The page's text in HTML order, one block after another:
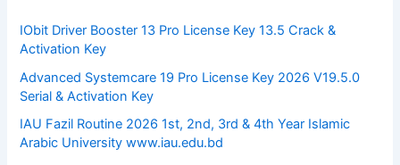
:IObit Driver Booster 13 Pro License Key 13.5 Crack &
Activation Key
Advanced Systemcare 19 Pro License Key 2026 V19.5.0
Serial & Activation Key
IAU Fazil Routine 2026 1st, 2nd, 3rd & 4th Year Islamic
Arabic University www.iau.edu.bd